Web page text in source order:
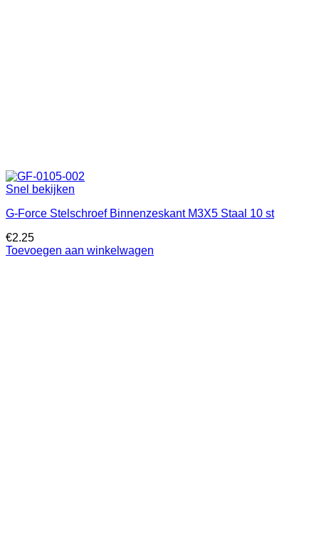
Snel bekijken
G-Force Stelschroef Binnenzeskant M3X5 Staal 10 st
€2.25
Toevoegen aan winkelwagen